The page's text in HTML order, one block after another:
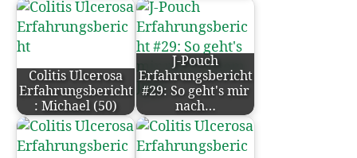
Colitis Ulcerosa
Erfahrungsbericht
: Michael (50)
J-Pouch
Erfahrungsbericht
#29: So geht's mir
nach…